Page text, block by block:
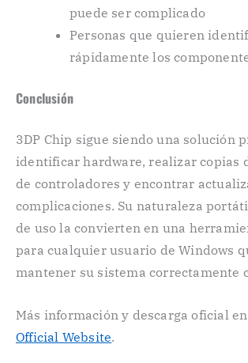
puede ser complicado
Personas que quieren
rápidamente los
Conclusión
3DP Chip sigue siendo una solución
identificar hardware, realizar copias
de controladores y encontrar
complicaciones. Su naturaleza
de uso la convierten en una
para cualquier usuario de Windows
mantener su sistema correctamente
Más información y descarga oficial en
Official Website.